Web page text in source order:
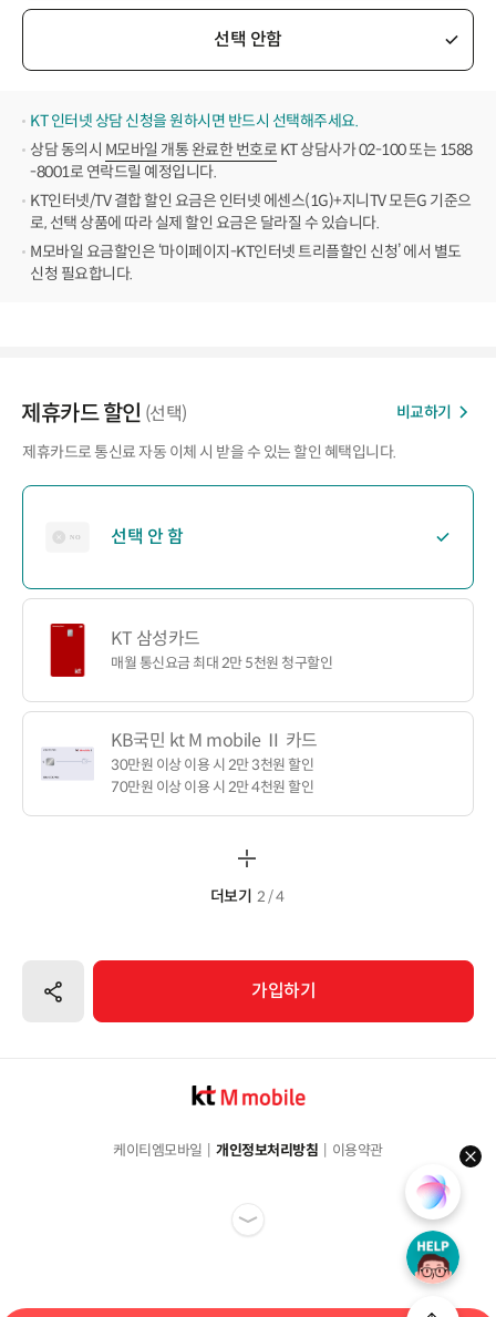
선택 안함
KT 인터넷 상담 신청을 원하시면 반드시 선택해주세요.
상담 동의시 M모바일 개통 완료한 번호로 KT 상담사가 02-100 또는 1588
-8001로 연락드릴 예정입니다.
KT인터넷/TV 결합 할인 요금은 인터넷 에센스(1G)+지니TV 모든G 기준으
로, 선택 상품에 따라 실제 할인 요금은 달라질 수 있습니다.
M모바일 요금할인은 ‘마이페이지-KT인터넷 트리플할인 신청’ 에서 별도
신청 필요합니다.
제휴카드 할인 (선택) 비교하기
제휴카드로 통신료 자동 이체 시 받을 수 있는 할인 혜택입니다.
선택 안 함
KT 삼성카드
매월 통신요금 최대 2만 5천원 청구할인
KB국민 kt M mobile Ⅱ 카드
30만원 이상 이용 시 2만 3천원 할인
70만원 이상 이용 시 2만 4천원 할인
더보기 2 / 4
공유하기 가입하기
케이티엠모바일 개인정보처리방침 이용약관 help